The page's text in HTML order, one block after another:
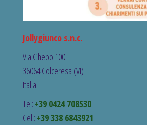
Jollygiunco s.n.c.
Via Ghebo 100
36064 Colceresa (VI)
Italia
Tel: +39 0424 708530
Cell: +39 338 6843921